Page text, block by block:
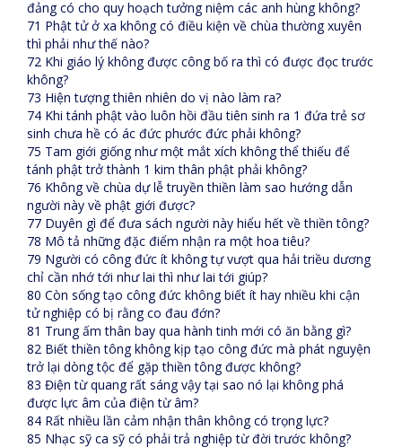
đảng có cho quy hoạch tưởng niệm các anh hùng không?
71 Phật tử ở xa không có điều kiện về chùa thường xuyên
thì phải như thế nào?
72 Khi giáo lý không được công bố ra thì có được đọc trước
không?
73 Hiện tượng thiên nhiên do vị nào làm ra?
74 Khi tánh phật vào luôn hồi đầu tiên sinh ra 1 đứa trẻ sơ
sinh chưa hề có ác đức phước đức phải không?
75 Tam giới giống như một mắt xích không thể thiếu để
tánh phật trở thành 1 kim thân phật phải không?
76 Không về chùa dự lễ truyền thiền làm sao hướng dẫn
người này về phật giới được?
77 Duyên gì để đưa sách người này hiểu hết về thiền tông?
78 Mô tả những đặc điểm nhận ra một hoa tiêu?
79 Người có công đức ít không tự vượt qua hải triều dương
chỉ cần nhớ tới như lai thì như lai tới giúp?
80 Còn sống tạo công đức không biết ít hay nhiều khi cận
tử nghiệp có bị rằng co đau đớn?
81 Trung ấm thân bay qua hành tinh mới có ăn bằng gì?
82 Biết thiền tông không kịp tạo công đức mà phát nguyện
trở lại dòng tộc để gặp thiền tông được không?
83 Điện từ quang rất sáng vậy tại sao nó lại không phá
được lực âm của điện từ âm?
84 Rất nhiều lần cảm nhận thân không có trọng lực?
85 Nhạc sỹ ca sỹ có phải trả nghiệp từ đời trước không?